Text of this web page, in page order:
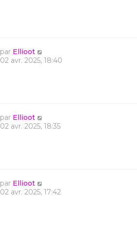
par Ellioot
02 avr. 2025, 18:40
par Ellioot
02 avr. 2025, 18:35
par Ellioot
02 avr. 2025, 17:42